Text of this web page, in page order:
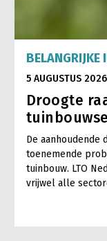
BELANGRIJKE
5 AUGUSTUS 2026
Droogte
De
toenemende
tuinbouw. LTO
vrijwel alle